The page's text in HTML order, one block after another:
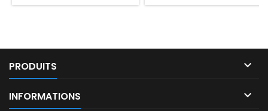
PRODUITS 
INFORMATIONS 